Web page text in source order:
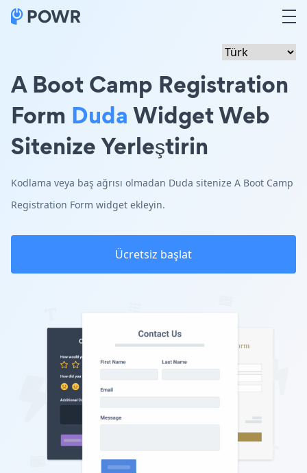
A Boot Camp Registration
Form DudaWidget Web
Sitenize Yerleştirin
Kodlama veya baş ağrısı olmadan Duda sitenize A Boot Camp
Registration Form widget ekleyin.
Ücretsiz başlat